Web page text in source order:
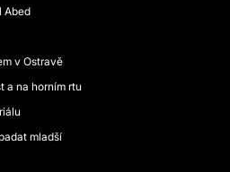
Abed
v Ostravě
a na horním rtu
mladší